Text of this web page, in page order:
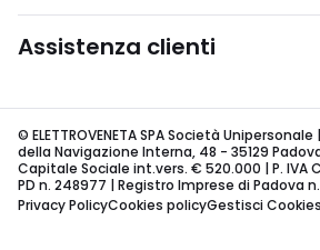
Assistenza clienti
© ELETTROVENETA SPA Società
della Navigazione Interna, 48 - 35129
Capitale Sociale int.vers. € 520.000 | P. IVA
PD n. 248977 | Registro Imprese di Padova n.
Privacy PolicyCookies policyGestisci Cookies